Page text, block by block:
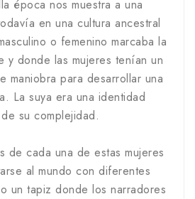
época nos muestra a una
en una cultura ancestral
o femenino marcaba la
y donde las mujeres tenían un
maniobra para desarrollar una
La suya era una identidad
su complejidad.
de cada una de estas mujeres
al mundo con diferentes
un tapiz donde los narradores